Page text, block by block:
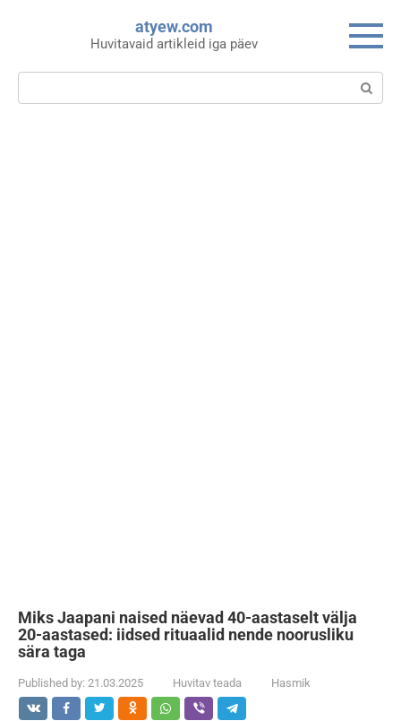
atyew.com
Huvitavaid artikleid iga päev
Search:
Miks Jaapani naised näevad 40-aastaselt välja
20-aastased: iidsed rituaalid nende noorusliku
sära taga
Published by: 21.03.2025 Huvitav teada Hasmik